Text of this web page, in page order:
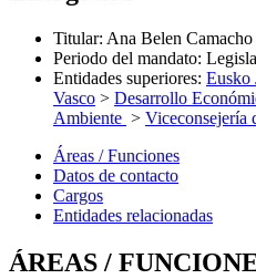
Titular: Ana Belen Camacho
Periodo del mandato:
Entidades superiores: Eusko
Vasco > Desarrollo
Ambiente > Viceconsejería
Áreas / Funciones
Datos de contacto
Cargos
Entidades relacionadas
ÁREAS /